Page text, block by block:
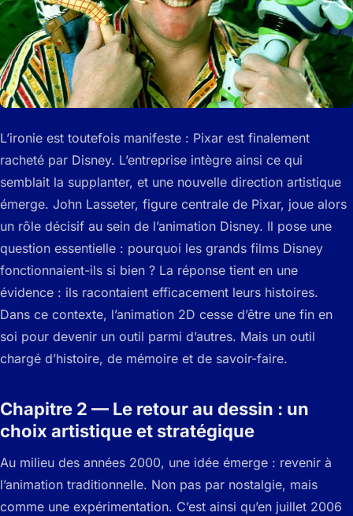
L’ironie est toutefois manifeste : Pixar est finalement
racheté par Disney. L’entreprise intègre ainsi ce qui
semblait la supplanter, et une nouvelle direction artistique
émerge. John Lasseter, figure centrale de Pixar, joue alors
un rôle décisif au sein de l’animation Disney. Il pose une
question essentielle : pourquoi les grands films Disney
fonctionnaient-ils si bien ? La réponse tient en une
évidence : ils racontaient efficacement leurs histoires.
Dans ce contexte, l’animation 2D cesse d’être une fin en
soi pour devenir un outil parmi d’autres. Mais un outil
chargé d’histoire, de mémoire et de savoir-faire.
Chapitre 2 — Le retour au dessin : un
choix artistique et stratégique
Au milieu des années 2000, une idée émerge : revenir à
l’animation traditionnelle. Non pas par nostalgie, mais
comme une expérimentation. C’est ainsi qu’en juillet 2006